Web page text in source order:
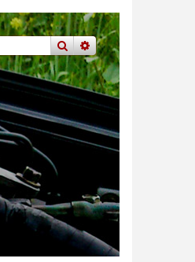
rechercher
recherche